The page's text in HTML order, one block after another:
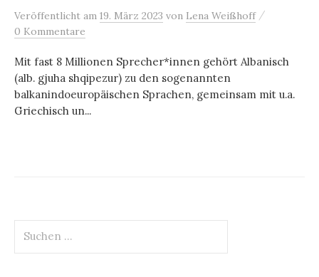
Veröffentlicht am 19. März 2023 von Lena Weißhoff /
0 Kommentare
Mit fast 8 Millionen Sprecher*innen gehört Albanisch
(alb. gjuha shqipezur) zu den sogenannten
balkanindoeuropäischen Sprachen, gemeinsam mit u.a.
Griechisch un...
nach: